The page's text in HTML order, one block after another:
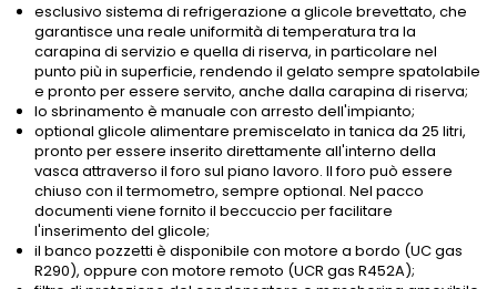
esclusivo sistema di refrigerazione a glicole brevettato, che
garantisce una reale uniformità di temperatura tra la
carapina di servizio e quella di riserva, in particolare nel
punto più in superficie, rendendo il gelato sempre spatolabile
e pronto per essere servito, anche dalla carapina di riserva;
lo sbrinamento è manuale con arresto dell'impianto;
optional glicole alimentare premiscelato in tanica da 25 litri,
pronto per essere inserito direttamente all'interno della
vasca attraverso il foro sul piano lavoro. Il foro può essere
chiuso con il termometro, sempre optional. Nel pacco
documenti viene fornito il beccuccio per facilitare
l'inserimento del glicole;
il banco pozzetti è disponibile con motore a bordo (UC gas
R290), oppure con motore remoto (UCR gas R452A);